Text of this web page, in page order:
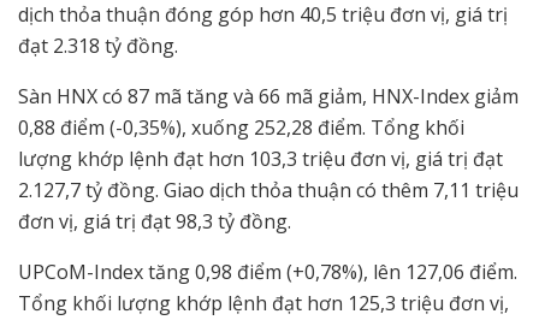
dịch thỏa thuận đóng góp hơn 40,5 triệu đơn vị, giá trị
đạt 2.318 tỷ đồng.
Sàn HNX có 87 mã tăng và 66 mã giảm, HNX-Index giảm
0,88 điểm (-0,35%), xuống 252,28 điểm. Tổng khối
lượng khớp lệnh đạt hơn 103,3 triệu đơn vị, giá trị đạt
2.127,7 tỷ đồng. Giao dịch thỏa thuận có thêm 7,11 triệu
đơn vị, giá trị đạt 98,3 tỷ đồng.
UPCoM-Index tăng 0,98 điểm (+0,78%), lên 127,06 điểm.
Tổng khối lượng khớp lệnh đạt hơn 125,3 triệu đơn vị,